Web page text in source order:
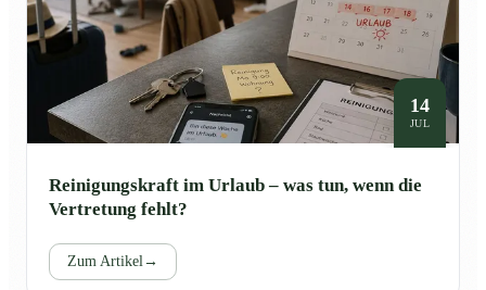
14
JUL
Reinigungskraft im Urlaub – was tun, wenn die
Vertretung fehlt?
Zum Artikel →